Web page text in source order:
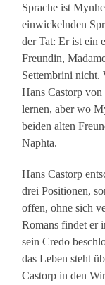
Sprache ist
einwickelnden
der Tat: Er ist ein
Freundin,
Settembrini nicht.
Hans Castorp
lernen, aber wo
beiden alten
Naphta.
Hans Castorp
drei Positionen,
offen, ohne sich
Romans findet er
sein Credo
das Leben steht
Castorp in den